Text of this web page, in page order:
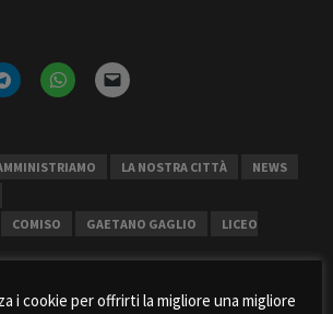
LA NOSTRA CITTÀ
NEWS
COMISO GAETANO GAGLIO
LICEO
i cookie per offrirti la migliore una migliore